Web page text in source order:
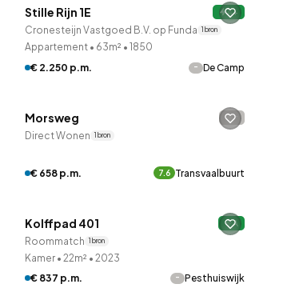
Stille Rijn 1E A+
Cronesteijn Vastgoed B.V. op Funda 1 bron
Appartement • 63m² • 1850
€ 2.250 p.m.
- De Camp
Morsweg -
Direct Wonen 1 bron
€ 658 p.m. 7.6 Transvaalbuurt
Kolffpad 401 A
Roommatch 1 bron
Kamer • 22m² • 2023
€ 837 p.m.
- Pesthuiswijk